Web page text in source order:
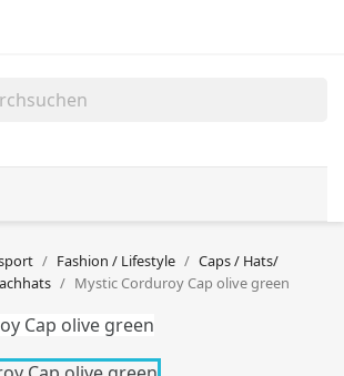
Fashion / Lifestyle
Caps / Hats/
Mystic Corduroy Cap olive green